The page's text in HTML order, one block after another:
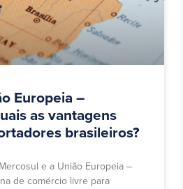
Europeia –
as vantagens
brasileiros?
e a União Europeia –
de comércio livre para